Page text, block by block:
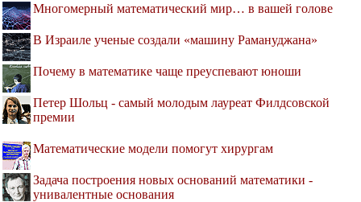
Многомерный математический мир… в вашей голове
В Израиле ученые создали «машину Рамануджана»
Почему в математике чаще преуспевают юноши
Петер Шольц - самый молодым лауреат Филдсовской
премии
Математические модели помогут хирургам
Задача построения новых оснований математики -
унивалентные основания